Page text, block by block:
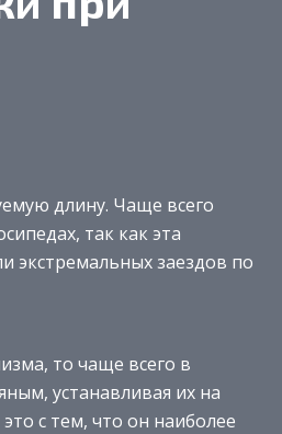
длину. Чаще всего
так как эта
экстремальных заездов по
то чаще всего в
устанавливая их на
с тем, что он наиболее